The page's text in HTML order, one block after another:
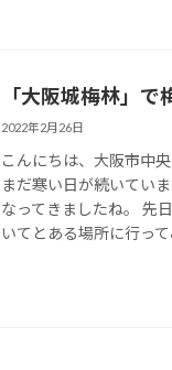
「大阪城梅林」
2022年2月26日
こんにちは、大阪市中
まだ寒い日が続いてい
なってきましたね。 先
いてとある場所に行っ